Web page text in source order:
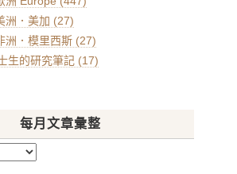
．美加 (27)
．模里西斯 (27)
生的研究筆記 (17)
每月文章彙整